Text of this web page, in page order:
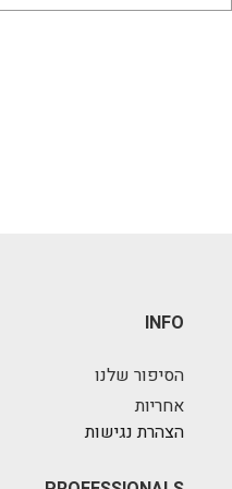
INFO
הסיפור שלנו
אחריות
הצהרת נגישות